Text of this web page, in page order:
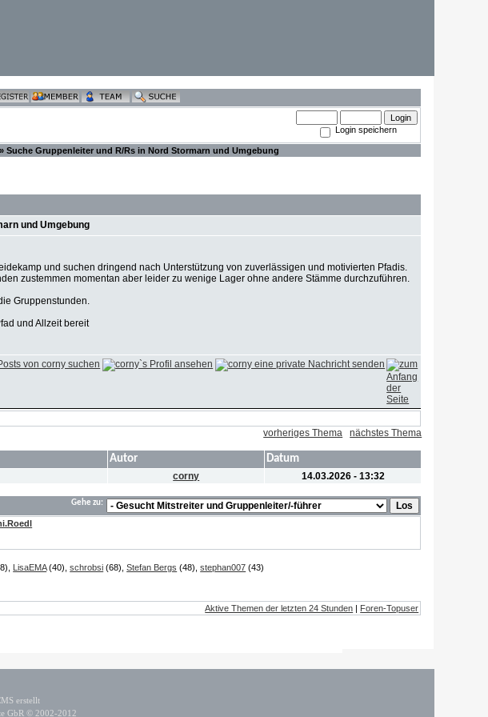
Login speichern
» Suche Gruppenleiter und R/Rs in Nord Stormarn und Umgebung
und Umgebung
und suchen dringend nach Unterstützung von zuverlässigen und motivierten Pfadis.
zustemmen momentan aber leider zu wenige Lager ohne andere Stämme durchzuführen.
Gruppenstunden.
und Allzeit bereit
vorheriges Thema nächstes Thema
Autor Datum
corny 14.03.2026 - 13:32
Gehe zu:
LisaEMA(40),schrobsi (68),Stefan Bergs (48),stephan007 (43)
Aktive Themen der letzten 24 Stunden | Foren-Topuser
erstellt
GbR © 2002-2012